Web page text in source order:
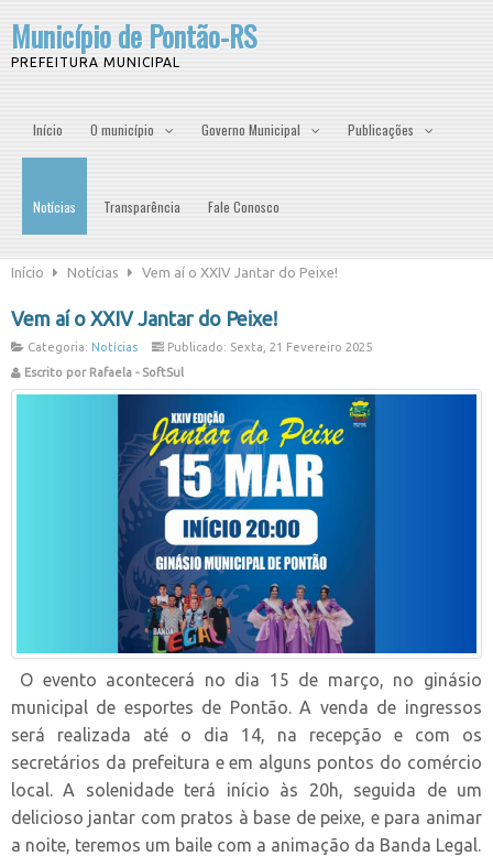
Município de Pontão-RS
PREFEITURA MUNICIPAL
Início O município Governo Municipal Publicações
Notícias Transparência Fale Conosco
Início Notícias Vem aí o XXIV Jantar do Peixe!
Vem aí o XXIV Jantar do Peixe!
Categoria: Notícias
Publicado: Sexta, 21 Fevereiro 2025
Escrito por Rafaela - SoftSul
O evento acontecerá no dia 15 de março, no ginásio
municipal de esportes de Pontão. A venda de ingressos
será realizada até o dia 14, na recepção e com os
secretários da prefeitura e em alguns pontos do comércio
local. A solenidade terá início às 20h, seguida de um
delicioso jantar com pratos à base de peixe, e para animar
a noite, teremos um baile com a animação da Banda Legal.